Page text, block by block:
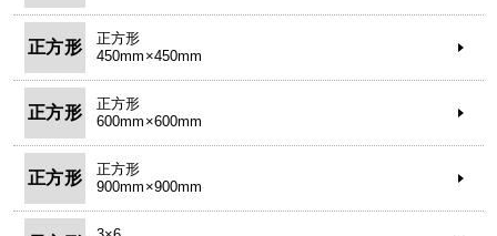
正方形
正方形
450mm×450mm
正方形
正方形
600mm×600mm
正方形
正方形
900mm×900mm